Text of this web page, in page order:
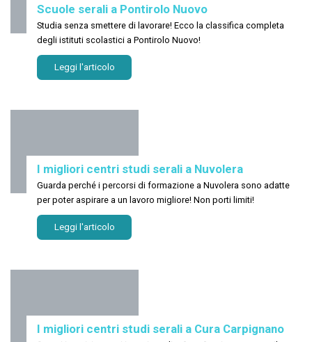
Scuole serali a Pontirolo Nuovo
Studia senza smettere di lavorare! Ecco la classifica completa
degli istituti scolastici a Pontirolo Nuovo!
Leggi l'articolo
I migliori centri studi serali a Nuvolera
Guarda perché i percorsi di formazione a Nuvolera sono adatte
per poter aspirare a un lavoro migliore! Non porti limiti!
Leggi l'articolo
I migliori centri studi serali a Cura Carpignano